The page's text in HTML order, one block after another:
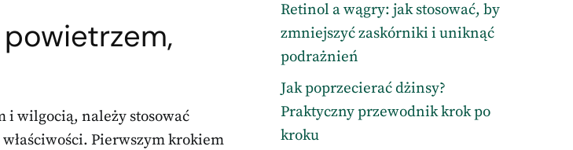
i wilgocią, należy stosować
Pierwszym krokiem
Retinol a wągry: jak stosować, by
zmniejszyć zaskórniki i uniknąć
podrażnień
Jak poprzecierać dżinsy?
Praktyczny przewodnik krok po
kroku